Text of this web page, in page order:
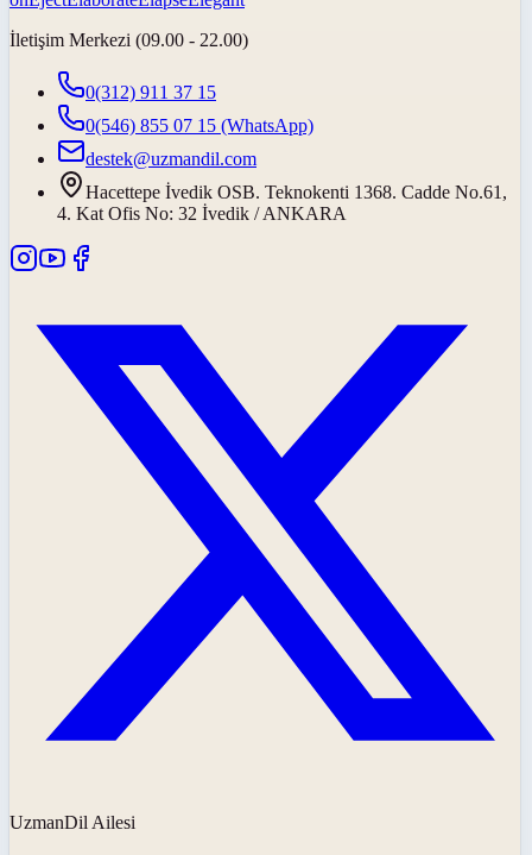
İletişim Merkezi (09.00 - 22.00)
0(312) 911 37 15
0(546) 855 07 15 (WhatsApp)
destek@uzmandil.com
Hacettepe İvedik OSB. Teknokenti 1368. Cadde No.61,
4. Kat Ofis No: 32 İvedik / ANKARA
UzmanDil Ailesi